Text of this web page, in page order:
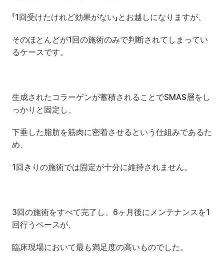
「1回受けたけれど効果がない」とお越しになりますが、
そのほとんどが1回の施術のみで判断されてしまってい
るケースです。
生成されたコラーゲンが蓄積されることでSMAS層をし
っかりと固定し、
下垂した脂肪を筋肉に密着させるという仕組みであるた
め、
1回きりの施術では固定が十分に維持されません。
3回の施術をすべて完了し、6ヶ月後にメンテナンスを1
回行うペースが、
臨床現場において最も満足度の高いものでした。